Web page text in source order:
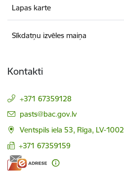
Lapas karte
Sīkdatņu izvēles maiņa
Kontakti
+371 67359128
E-pasts:
pasts@bac.gov.lv
Ventspils iela 53, Rīga, LV-1002
+371 67359159